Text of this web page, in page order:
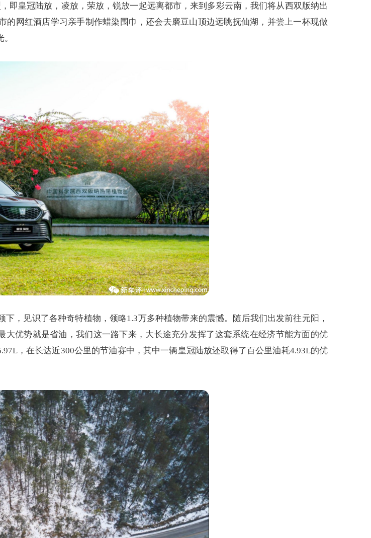
即皇冠陆放，凌放，荣放，锐放一起远离都市，来到多彩云南，我们将从西双版纳出
网红酒店学习亲手制作蜡染围巾，还会去磨豆山顶边远眺抚仙湖，并尝上一杯现做
，见识了各种奇特植物，领略1.3万多种植物带来的震憾。随后我们出发前往元阳，
优势就是省油，我们这一路下来，大长途充分发挥了这套系统在经济节能方面的优
，在长达近300公里的节油赛中，其中一辆皇冠陆放还取得了百公里油耗4.93L的优